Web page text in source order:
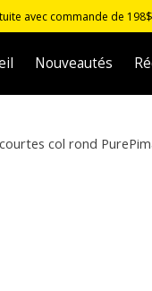
avec commande de
Nouveautés
col rond